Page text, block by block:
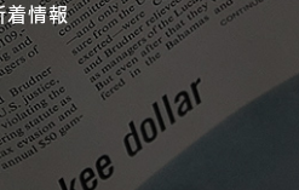
着情報